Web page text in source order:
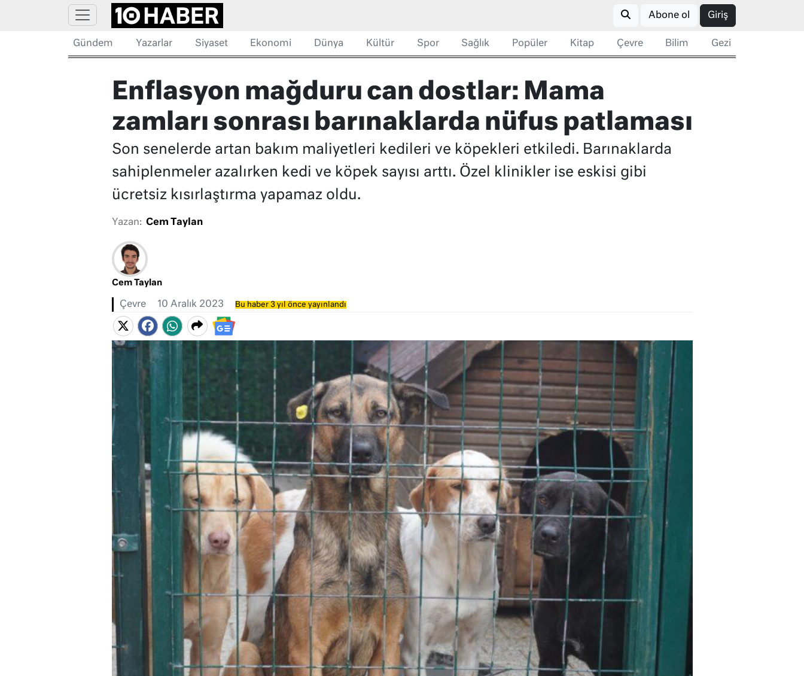
Abone ol Giriş
Gündem Yazarlar Siyaset Ekonomi Dünya Kültür Spor Sağlık Popüler Kitap Çevre Bilim Gezi
Enflasyon mağduru can dostlar: Mama
zamları sonrası barınaklarda nüfus patlaması
Son senelerde artan bakım maliyetleri kedileri ve köpekleri etkiledi. Barınaklarda
sahiplenmeler azalırken kedi ve köpek sayısı arttı. Özel klinikler ise eskisi gibi
ücretsiz kısırlaştırma yapamaz oldu.
Yazan: Cem Taylan
Cem Taylan
Çevre 10 Aralık 2023 Bu haber 3 yıl önce yayınlandı